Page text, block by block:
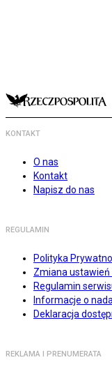
KONTAKT
O nas
Kontakt
Napisz do nas
REGULAMIN
Polityka
Zmiana ustawień
Regulamin
Informacje o
Deklaracja
REKLAMA I PRENUMERATA